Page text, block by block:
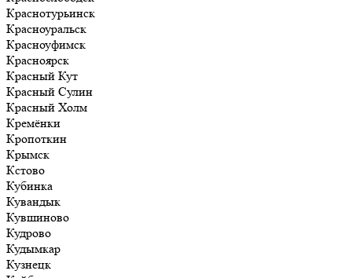
Краснотурьинск
Красноуральск
Красноуфимск
Красноярск
Красный Кут
Красный Сулин
Красный Холм
Кремёнки
Кропоткин
Крымск
Кстово
Кубинка
Кувандык
Кувшиново
Кудрово
Кудымкар
Кузнецк